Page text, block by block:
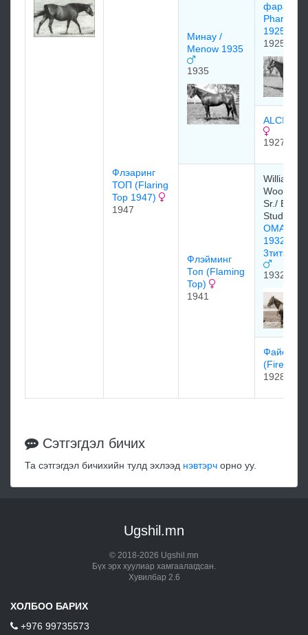
Флэаринг
ТОП (Flaring
Top 1947)
1947
Минау /
Menow 1935
1935
1925
1925
1927
Флэйминг
Топ (Flaming
Top)
1941
William
Sr./ Belair
Stud
OMAHA
1932
3титэм3
1932
Файертоп
(Firetop)
1928
Сэтгэгдэл бичих
Та сэтгэгдэл бичихийн тулд эхлээд нэвтэрч орно уу.
Ugshil.mn
© 2018-2026 Ugshil.mn
Бүх эрх хуулиар хамгаалагдсан.
Хувилбар 2.6
ХОЛБОО БАРИХ
+976 99735573